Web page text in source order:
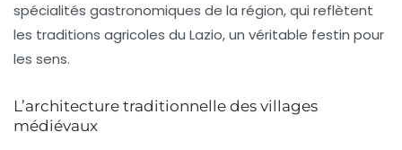
spécialités gastronomiques de la région, qui reflètent
les traditions agricoles du Lazio, un véritable festin pour
les sens.
L’architecture traditionnelle des villages
médiévaux